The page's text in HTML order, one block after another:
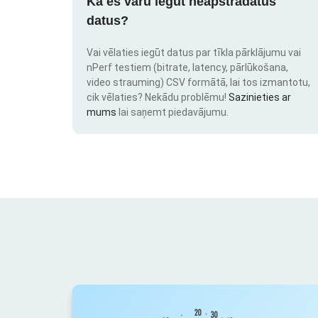
datus?
Vai vēlaties iegūt datus par tīkla pārklājumu vai
nPerf testiem (bitrate, latency, pārlūkošana,
video strauming) CSV formātā, lai tos izmantotu,
cik vēlaties? Nekādu problēmu! Sazinieties ar
mums lai saņemt piedavājumu.